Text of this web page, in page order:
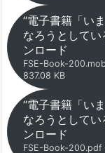
“電子書籍「い
なろうとして
ンロード
FSE-Book-
837.08 KB
“電子書籍「い
なろうとしてい
ンロード
FSE-Book-200.pdf